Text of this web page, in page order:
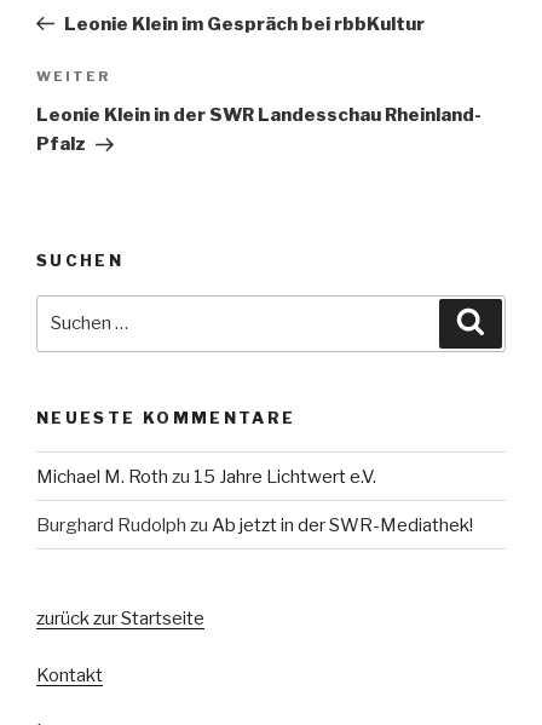
Beitrag
Leonie Klein im Gespräch bei rbbKultur
Nächster
Beitrag
WEITER
Leonie Klein in der SWR Landesschau Rheinland-
Pfalz
SUCHEN
NEUESTE KOMMENTARE
Michael M. Roth zu 15 Jahre Lichtwert e.V.
Burghard Rudolph zu Ab jetzt in der SWR-Mediathek!
zurück zur Startseite
Kontakt